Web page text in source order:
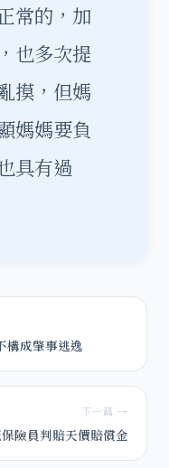
常的，加
也多次提
摸，但媽
媽媽要負
具有過
構成肇事逃逸
下一篇 →
險員判賠天價賠償金